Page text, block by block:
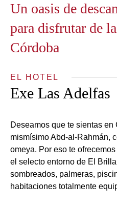
Un oasis de
para disfrutar de
Córdoba
EL HOTEL
Exe Las Adelfas
Deseamos que te sientas en
mismísimo Abd-al-Rahmán,
omeya. Por eso te
el selecto entorno de El
sombreados, palmeras,
habitaciones totalmente